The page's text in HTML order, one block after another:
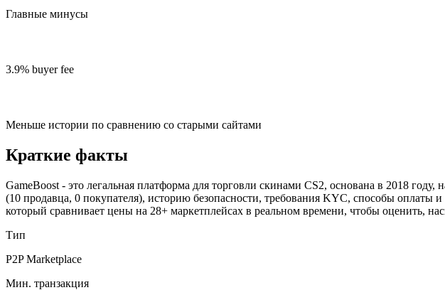
Главные минусы
3.9% buyer fee
Меньше истории по сравнению со старыми сайтами
Краткие факты
GameBoost - это легальная платформа для торговли скинами CS2, основана в 2018
(10 продавца, 0 покупателя), историю безопасности, требования KYC, способы
который сравнивает цены на 28+ маркетплейсах в реальном времени, чтобы оценить,
Тип
P2P Marketplace
Мин. транзакция